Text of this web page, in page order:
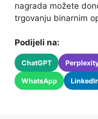
nagrada možete
trgovanju binarnim
Podijeli na:
ChatGPT
WhatsApp